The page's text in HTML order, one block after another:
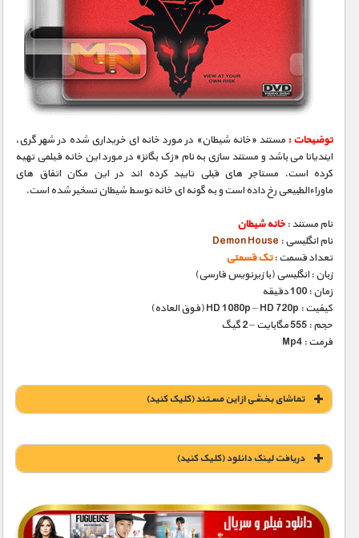
مسابقات / ورزشی
مستند های اختصاصی
توضیحات :مستند «خانه شیطان» در مورد خانه ای خریداری شده در شهر گری،
ایندیانا می باشد و مستند سازی به نام «زک بگانز» در مورد این خانه فیلمی تهیه
کرده است. مستاجر های قبلی تایید کرده اند در این مکان اتفاق های
ماوراءالطبیعی رخ داده است و به گونه ای خانه توسط شیطان تسخیر شده است.
نام مستند : خانه شیطان
نام انگلیسی : Demon House
تعداد قسمت :تک قسمتی
زبان : انگلیسی (با زیرنویس فارسی)
زمان : 100 دقیقه
کیفیت : HD 1080p – HD 720p (فوق العاده)
حجم : 555 مگابایت – 2 گیگ
فرمت : Mp4
تماشای بخشی از این مستند (کلیک کنید)
دریافت لينک دانلود (کليک کنيد)
1900 تومان – خريد لينک دانلود (افزودن به سبد خريد)